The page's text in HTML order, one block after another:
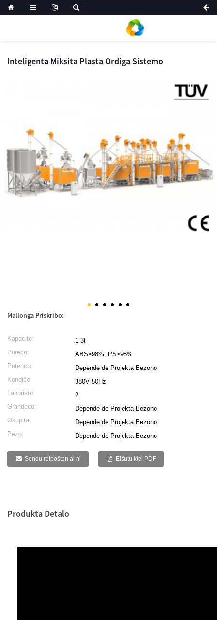
Inteligenta Miksita Plasta Ordiga Sistemo
Mallonga Priskribo:
Kapacito:
1-3t
Pureco:
ABS≥98%, PS≥98%
Potenco:
Depende de Projekta Bezono
Kondiĉo:
380V 50Hz
Laboristo:
2
Grandeco:
Depende de Projekta Bezono
Okupita:
Depende de Projekta Bezono
Pezo:
Depende de Projekta Bezono
Sendu retpoŝton al ni Elŝutu kiel PDF
Produkta Detalo